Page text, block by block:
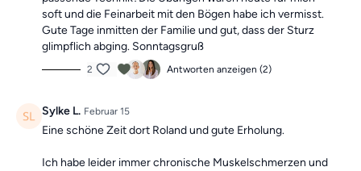
soft und die Feinarbeit mit den Bögen habe ich vermisst.
Gute Tage inmitten der Familie und gut, dass der Sturz
glimpflich abging. Sonntagsgruß
2 Antworten anzeigen (2)
Sylke L. Februar 15
Eine schöne Zeit dort Roland und gute Erholung.
Ich habe leider immer chronische Muskelschmerzen und